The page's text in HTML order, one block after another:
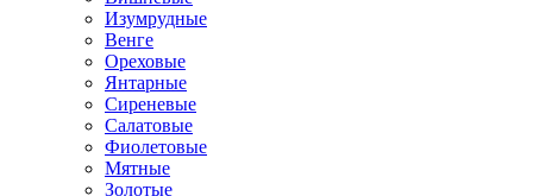
Изумрудные
Венге
Ореховые
Янтарные
Сиреневые
Салатовые
Фиолетовые
Мятные
Золотые